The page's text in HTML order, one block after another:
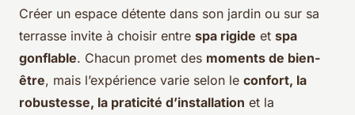
Créer un espace détente dans son jardin ou sur sa
terrasse invite à choisir entre spa rigide et spa
gonflable. Chacun promet des moments de bien-
être, mais l’expérience varie selon le confort, la
robustesse, la praticité d’installation et la